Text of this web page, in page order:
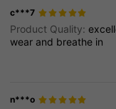
c***7
Product Quality:
wear and breathe in
n***o